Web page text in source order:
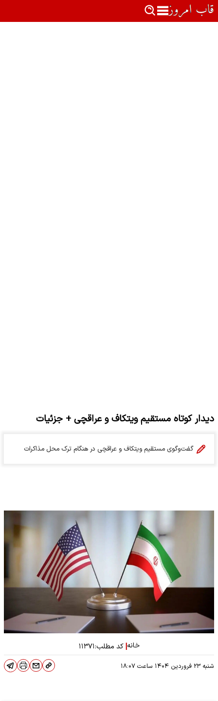
دیدار کوتاه مستقیم ویتکاف و عراقچی + جزئیات
گفت‌وگوی مستقیم ویتکاف و عراقچی در هنگام ترک محل مذاکرات
خانه| کد مطلب:۱۱۳۷۱
شنبه ۲۳ فروردین ۱۴۰۴ ساعت